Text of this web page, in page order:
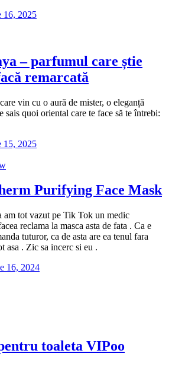
16, 2025
– parfumul care știe
remarcată
vin cu o aură de mister, o eleganță
sais quoi oriental care te face să te întrebi:
15, 2025
Purifying Face Mask
am tot vazut pe Tik Tok un medic
reclama la masca asta de fata . Ca e
tuturor, ca de asta are ea tenul fara
asa . Zic sa incerc si eu .
16, 2024
toaleta VIPoo